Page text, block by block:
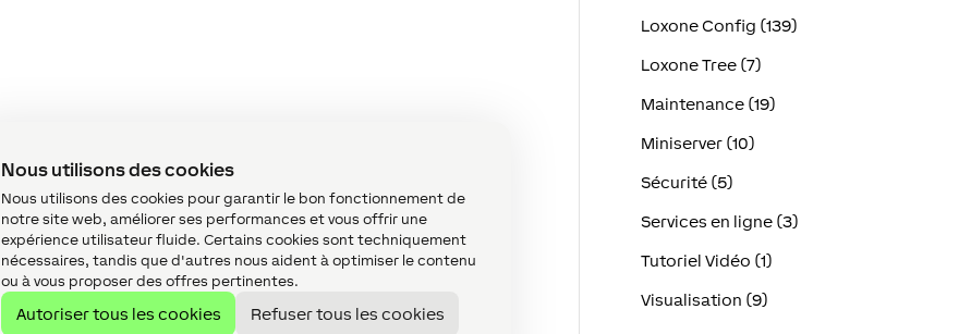
Nous utilisons des cookies
Nous utilisons des cookies pour garantir le bon fonctionnement de
notre site web, améliorer ses performances et vous offrir une
expérience utilisateur fluide. Certains cookies sont techniquement
nécessaires, tandis que d'autres nous aident à optimiser le contenu
ou à vous proposer des offres pertinentes.
Autoriser tous les cookies
Refuser tous les cookies
Loxone Config (139)
Loxone Tree (7)
Maintenance (19)
Miniserver (10)
Sécurité (5)
Services en ligne (3)
Tutoriel Vidéo (1)
Visualisation (9)